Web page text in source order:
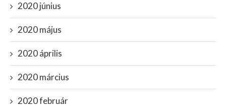
2020 június
2020 május
2020 április
2020 március
2020 február